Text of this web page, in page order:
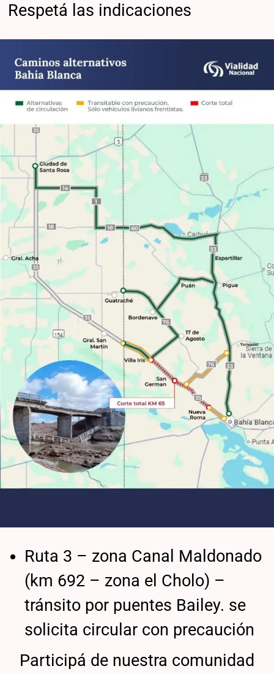
Respetá las indicaciones
Ruta 3 – zona Canal Maldonado
(km 692 – zona el Cholo) –
tránsito por puentes Bailey. se
solicita circular con precaución
Participá de nuestra comunidad